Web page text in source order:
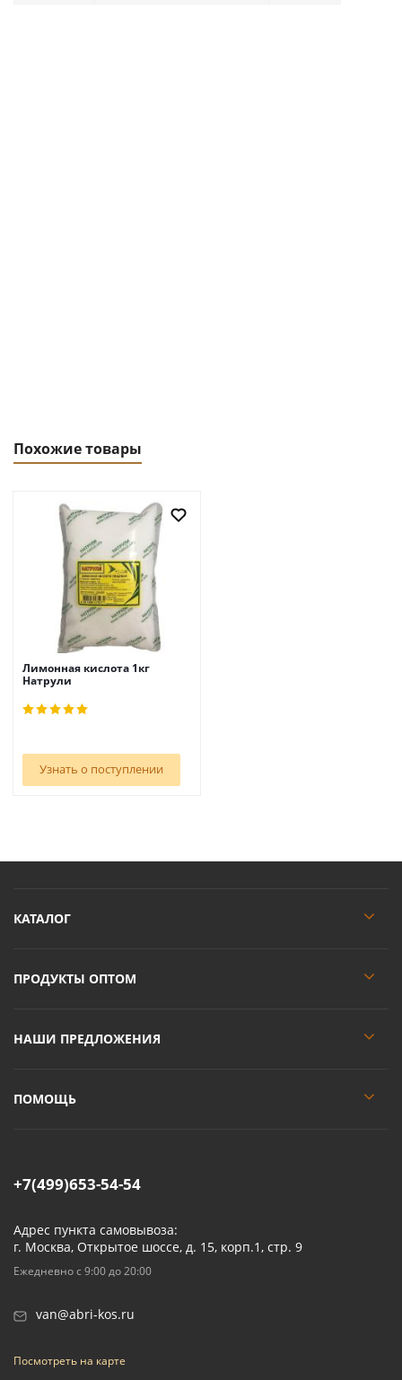
Похожие товары
Лимонная кислота 1кг
Натрули
Узнать о поступлении
КАТАЛОГ
ПРОДУКТЫ ОПТОМ
НАШИ ПРЕДЛОЖЕНИЯ
ПОМОЩЬ
+7(499)653-54-54
Адрес пункта самовывоза:
г. Москва, Открытое шоссе, д. 15, корп.1, стр. 9
Ежедневно с 9:00 до 20:00
van@abri-kos.ru
Посмотреть на карте